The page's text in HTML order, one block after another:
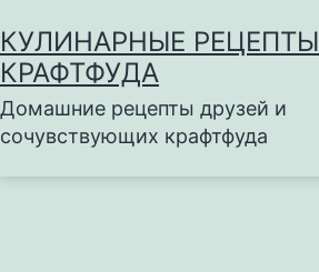
к
содержимому
КУЛИНАРНЫЕ РЕЦЕПТЫ
КРАФТФУДА
Домашние рецепты друзей и
сочувствующих крафтфуда